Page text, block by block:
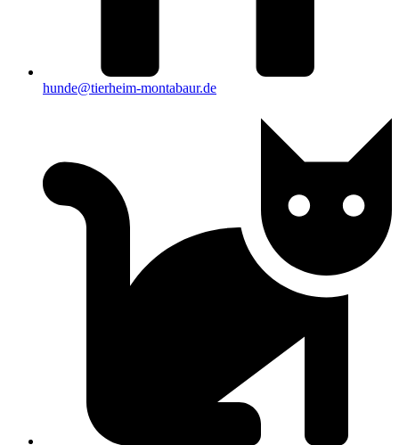
hunde@tierheim-montabaur.de